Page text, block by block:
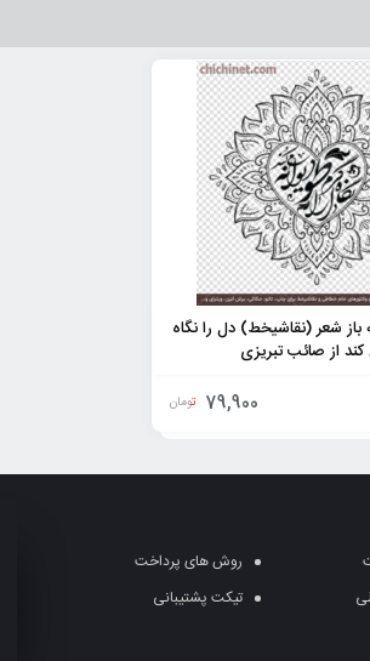
باز شعر (نقاشیخط) دل را نگاه
کند از صائب تبریزی
79,900 تومان
روش های پرداخت
تیکت پشتیبانی